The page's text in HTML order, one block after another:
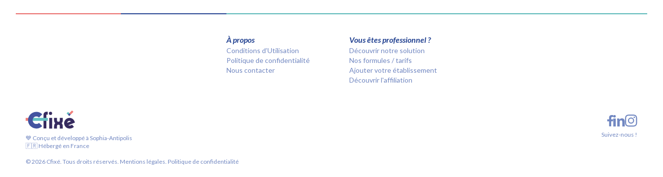
À propos
Conditions d’Utilisation
Politique de confidentialité
Nous contacter
Vous êtes professionnel ?
Découvrir notre solution
Nos formules / tarifs
Ajouter votre établissement
Découvrir l'affiliation
💙 Conçu et développé à Sophia-Antipolis
🇫🇷 Hébergé en France
©2026 Cfixé. Tous droits réservés. Mentions légales. Politique de confidentialité
Suivez-nous !